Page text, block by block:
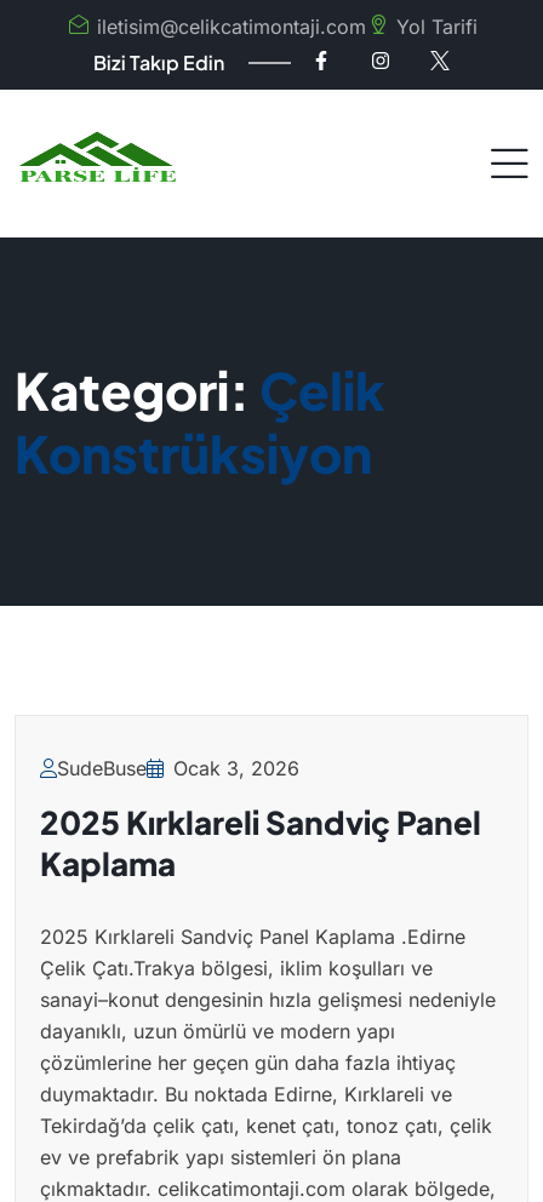
iletisim@celikcatimontaji.com Yol Tarifi
Bizi Takıp Edin
Kategori: Çelik
Konstrüksiyon
SudeBuse Ocak 3, 2026
2025 Kırklareli Sandviç Panel
Kaplama
2025 Kırklareli Sandviç Panel Kaplama .Edirne
Çelik Çatı.Trakya bölgesi, iklim koşulları ve
sanayi–konut dengesinin hızla gelişmesi nedeniyle
dayanıklı, uzun ömürlü ve modern yapı
çözümlerine her geçen gün daha fazla ihtiyaç
duymaktadır. Bu noktada Edirne, Kırklareli ve
Tekirdağ’da çelik çatı, kenet çatı, tonoz çatı, çelik
ev ve prefabrik yapı sistemleri ön plana
çıkmaktadır. celikcatimontaji.com olarak bölgede,